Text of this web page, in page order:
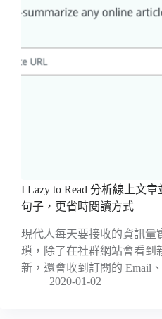
I Lazy to Read 分析線上文
句子，更省時閱讀方式
現代人每天要接收的資訊量
瑣，除了在社群網站會看到
新，還會收到訂閱的 Email
2020-01-02